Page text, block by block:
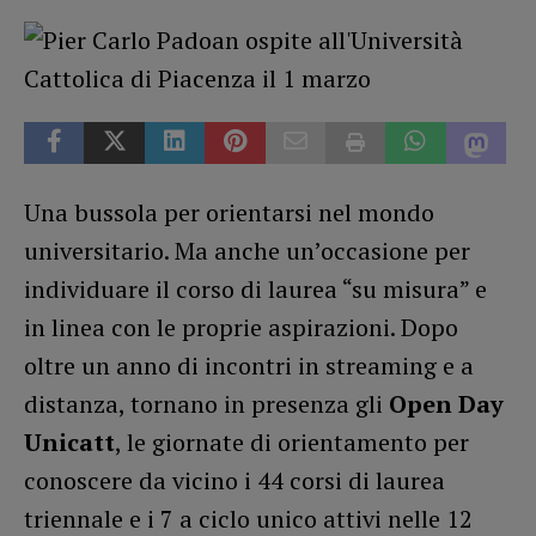
Una bussola per orientarsi nel mondo
universitario. Ma anche un’occasione per
individuare il corso di laurea “su misura” e
in linea con le proprie aspirazioni. Dopo
oltre un anno di incontri in streaming e a
distanza, tornano in presenza gli Open Day
Unicatt, le giornate di orientamento per
conoscere da vicino i 44 corsi di laurea
triennale e i 7 a ciclo unico attivi nelle 12